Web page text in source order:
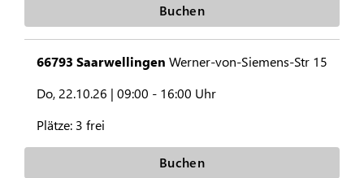
Buchen
66793 Saarwellingen Werner-von-Siemens-Str 15
Do, 22.10.26 | 09:00 - 16:00 Uhr
Plätze: 3 frei
Buchen